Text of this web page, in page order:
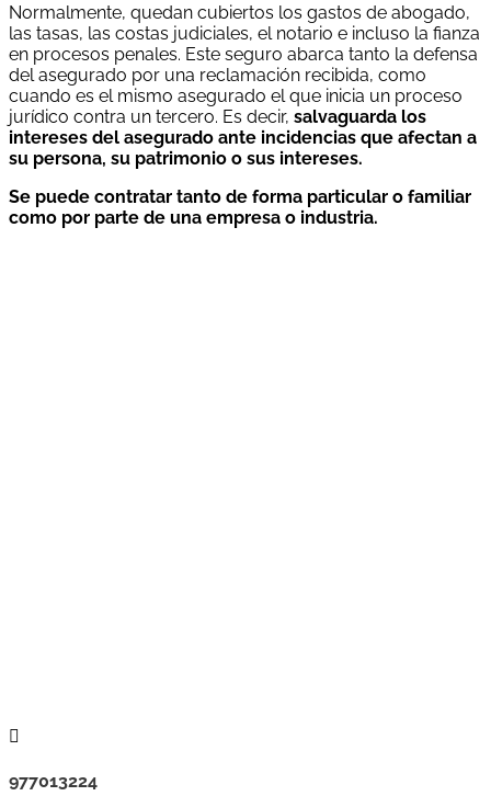
Normalmente, quedan cubiertos los gastos de abogado,
las tasas, las costas judiciales, el notario e incluso la fianza
en procesos penales. Este seguro abarca tanto la defensa
del asegurado por una reclamación recibida, como
cuando es el mismo asegurado el que inicia un proceso
jurídico contra un tercero. Es decir, salvaguarda los
intereses del asegurado ante incidencias que afectan a
su persona, su patrimonio o sus intereses.
Se puede contratar tanto de forma particular o familiar
como por parte de una empresa o industria.

977013224